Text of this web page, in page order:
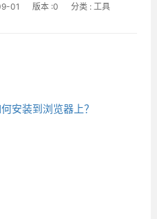
01 版本 :0 分类 : 工具
安装到浏览器上？